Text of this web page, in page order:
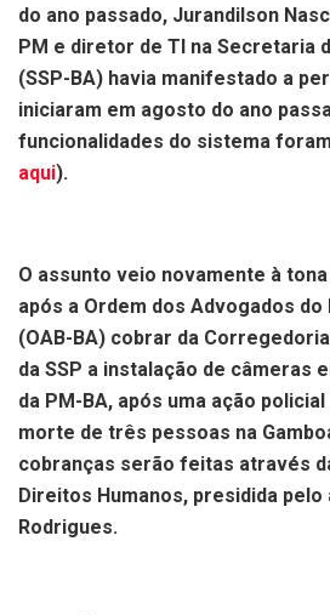
do ano passado, Jurandilson
PM e diretor de TI na Secretaria
(SSP-BA) havia manifestado a
iniciaram em agosto do ano
funcionalidades do sistema
aqui).
O assunto veio novamente à
após a Ordem dos Advogados do
(OAB-BA) cobrar da
da SSP a instalação de câmeras
da PM-BA, após uma ação
morte de três pessoas na
cobranças serão feitas através
Direitos Humanos, presidida pelo
Rodrigues.